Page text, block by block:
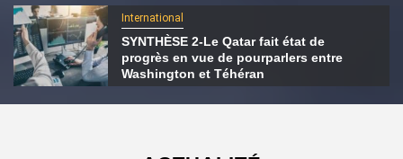
International
SYNTHÈSE 2-Le Qatar fait état de
progrès en vue de pourparlers entre
Washington et Téhéran